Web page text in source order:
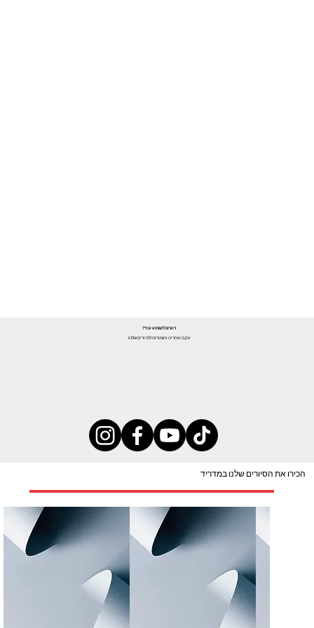
רוצים לשמוע עוד?
עקבו אחרינו והצטרפו לסיורים שלנו!
הכירו את הסיורים שלנו במדריד